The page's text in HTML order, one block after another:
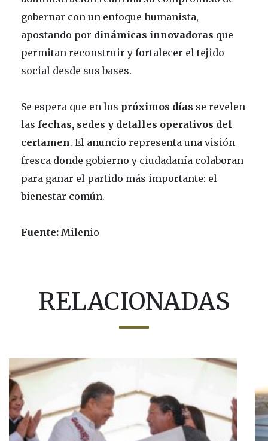
gobernar con un enfoque humanista,
apostando por dinámicas innovadoras que
permitan reconstruir y fortalecer el tejido
social desde sus bases.
Se espera que en los próximos días se revelen
las fechas, sedes y detalles operativos del
certamen. El anuncio representa una visión
fresca donde gobierno y ciudadanía colaboran
para ganar el partido más importante: el
bienestar común.
Fuente: Milenio
RELACIONADAS